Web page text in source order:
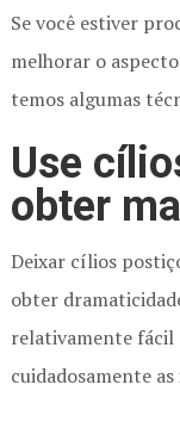
Se você estiver
melhorar o
temos algumas
Use
obter
Deixar cílios
obter
relativamente fácil
cuidadosamente